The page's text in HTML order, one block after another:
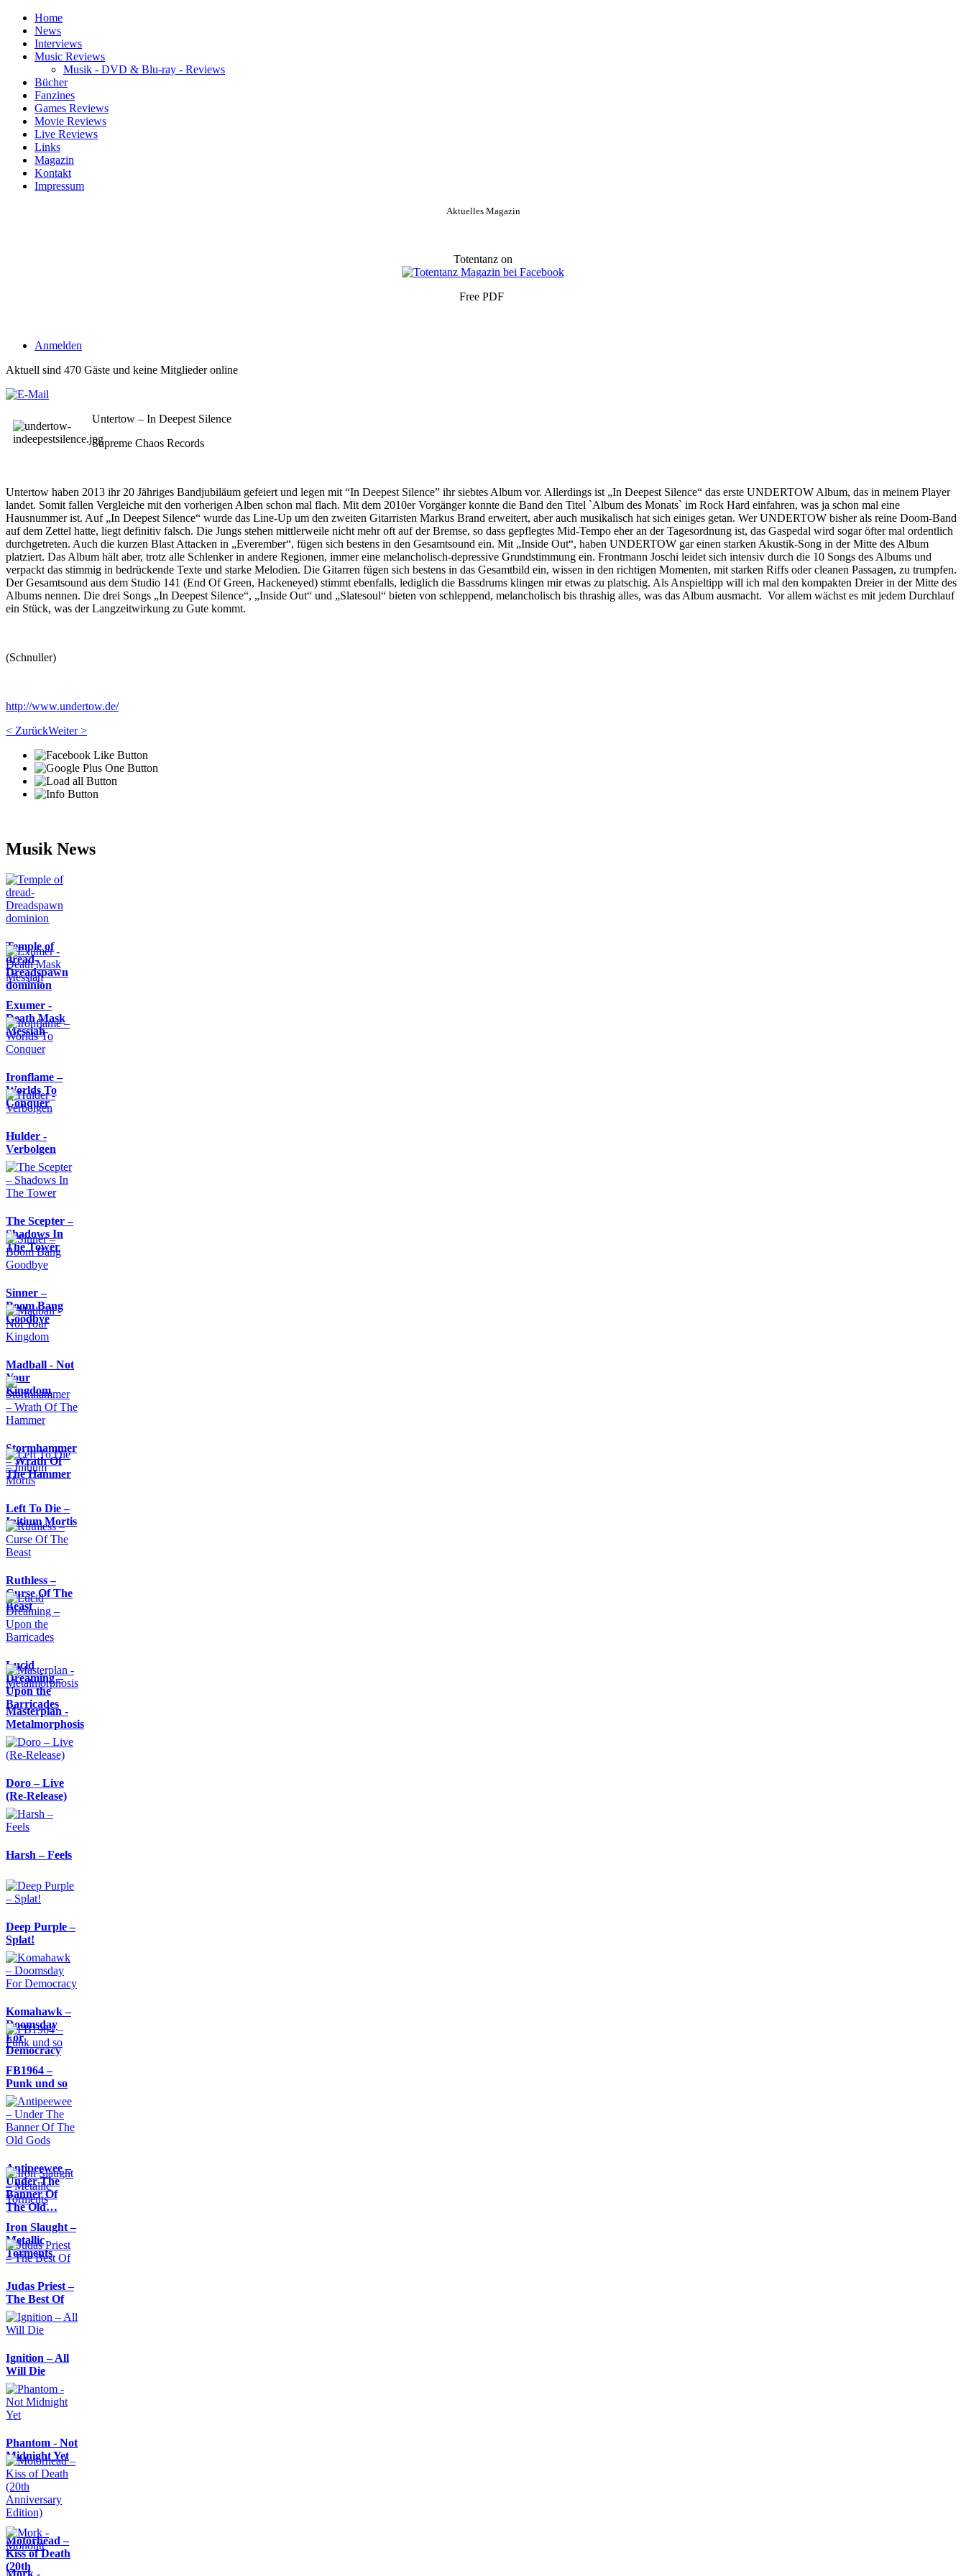
Home
News
Interviews
Music Reviews
Musik - DVD & Blu-ray - Reviews
Bücher
Fanzines
Games Reviews
Movie Reviews
Live Reviews
Links
Magazin
Kontakt
Impressum
Aktuelles Magazin
Totentanz on
Free PDF
Anmelden
Aktuell sind 470 Gäste und keine Mitglieder online
Untertow – In Deepest Silence
Supreme Chaos Records
Untertow haben 2013 ihr 20 Jähriges Bandjubiläum gefeiert und legen mit “In Deepest Silence” ihr siebtes Album vor. Allerdings ist „In Deepest Silence“ das erste UNDERTOW Album, das in meinem Player
landet. Somit fallen Vergleiche mit den vorherigen Alben schon mal flach. Mit dem 2010er Vorgänger konnte die Band den Titel `Album des Monats` im Rock Hard einfahren, was ja schon mal eine
Hausnummer ist. Auf „In Deepest Silence“ wurde das Line-Up um den zweiten Gitarristen Markus Brand erweitert, aber auch musikalisch hat sich einiges getan. Wer UNDERTOW bisher als reine Doom-Band
auf dem Zettel hatte, liegt definitiv falsch. Die Jungs stehen mittlerweile nicht mehr oft auf der Bremse, so dass gepflegtes Mid-Tempo eher an der Tagesordnung ist, das Gaspedal wird sogar öfter mal ordentlich
durchgetreten. Auch die kurzen Blast Attacken in „Everember“, fügen sich bestens in den Gesamtsound ein. Mit „Inside Out“, haben UNDERTOW gar einen starken Akustik-Song in der Mitte des Album
platziert. Das Album hält aber, trotz alle Schlenker in andere Regionen, immer eine melancholisch-depressive Grundstimmung ein. Frontmann Joschi leidet sich intensiv durch die 10 Songs des Albums und
verpackt das stimmig in bedrückende Texte und starke Melodien. Die Gitarren fügen sich bestens in das Gesamtbild ein, wissen in den richtigen Momenten, mit starken Riffs oder cleanen Passagen, zu trumpfen.
Der Gesamtsound aus dem Studio 141 (End Of Green, Hackeneyed) stimmt ebenfalls, lediglich die Bassdrums klingen mir etwas zu platschig. Als Anspieltipp will ich mal den kompakten Dreier in der Mitte des
Albums nennen. Die drei Songs „In Deepest Silence“, „Inside Out“ und „Slatesoul“ bieten von schleppend, melancholisch bis thrashig alles, was das Album ausmacht. Vor allem wächst es mit jedem Durchlauf
ein Stück, was der Langzeitwirkung zu Gute kommt.
(Schnuller)
http://www.undertow.de/
< ZurückWeiter >
Musik News
Temple of
dread-
Dreadspawn
dominion
Exumer -
Death Mask
Messiah
Ironflame –
Worlds To
Conquer
Hulder -
Verbolgen
The Scepter –
Shadows In
The Tower
Sinner –
Boom Bang
Goodbye
Madball - Not
Your
Kingdom
Stormhammer
– Wrath Of
The Hammer
Left To Die –
Initium Mortis
Ruthless –
Curse Of The
Beast
Lucid
Dreaming –
Upon the
Barricades
Masterplan -
Metalmorphosis
Doro – Live
(Re-Release)
Harsh – Feels
Deep Purple –
Splat!
Komahawk –
Doomsday
For
Democracy
FB1964 –
Punk und so
Antipeewee –
Under The
Banner Of
The Old…
Iron Slaught –
Metallic
Torments
Judas Priest –
The Best Of
Ignition – All
Will Die
Phantom - Not
Midnight Yet
Motörhead –
Kiss of Death
(20th
Mork -